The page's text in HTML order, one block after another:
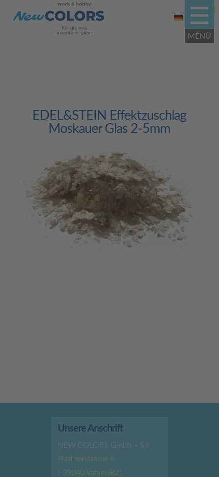
EDEL&STEIN Effektzuschlag
Moskauer Glas 2-5mm
Unsere Anschrift
NEW COLORS Gmbh – Srl
Plattnerstrasse 6
I-39040 Vahrn (BZ)